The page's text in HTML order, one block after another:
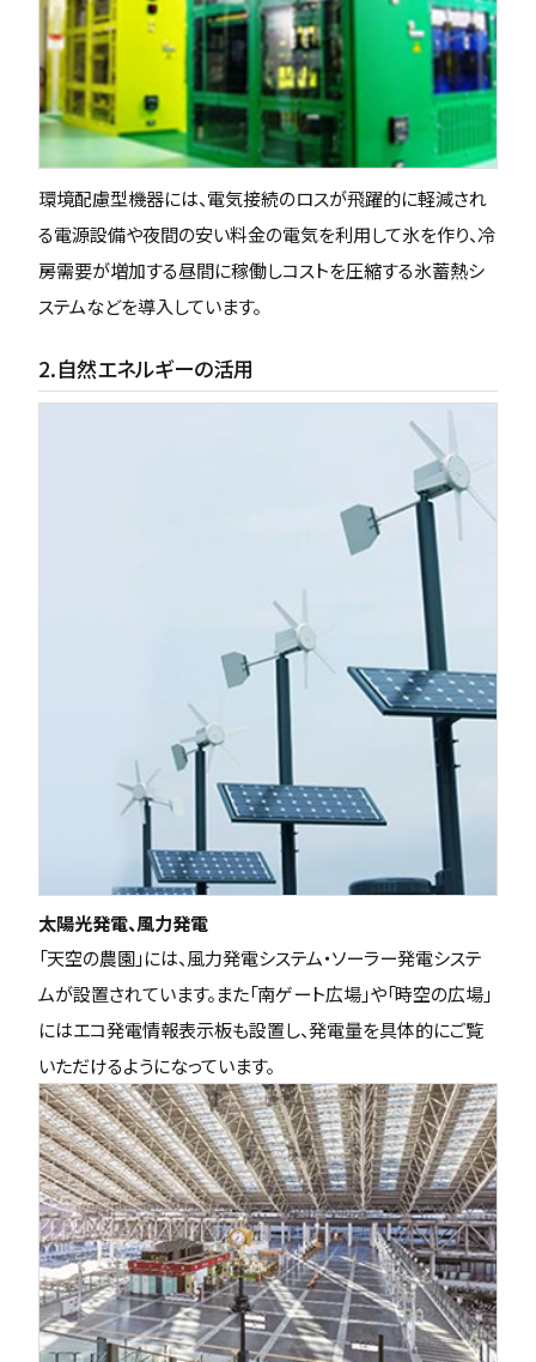
環境配慮型機器には、電気接続のロスが飛躍的に軽減され
る電源設備や夜間の安い料金の電気を利用して氷を作り、冷
房需要が増加する昼間に稼働しコストを圧縮する氷蓄熱シ
ステムなどを導入しています。
2.自然エネルギーの活用
太陽光発電、風力発電
「天空の農園」には、風力発電システム・ソーラー発電システ
ムが設置されています。また「南ゲート広場」や「時空の広場」
にはエコ発電情報表示板も設置し、発電量を具体的にご覧
いただけるようになっています。